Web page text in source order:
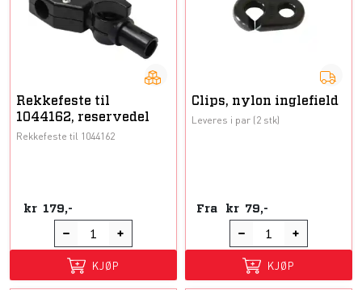
Rekkefeste til
1044162, reservedel
Rekkefeste til 1044162
kr 179,-
KJØP
Clips, nylon inglefield
Leveres i par (2 stk)
Fra kr 79,-
KJØP